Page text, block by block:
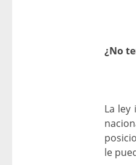
¿No
La ley
le